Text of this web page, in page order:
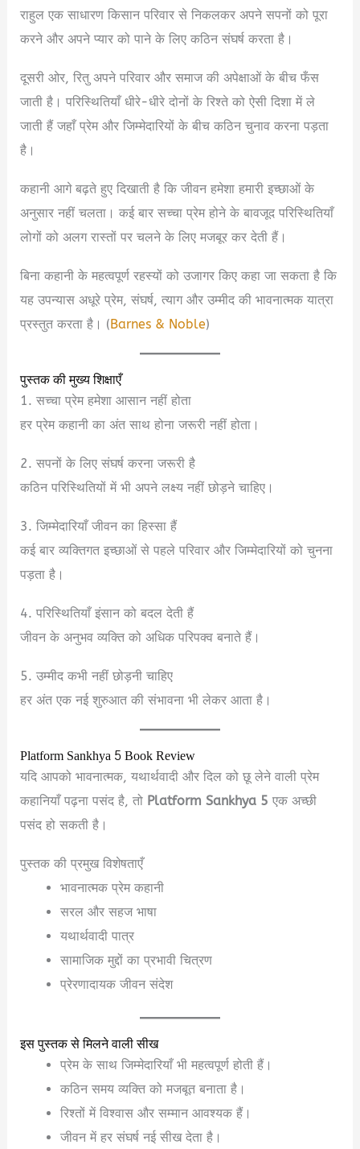
राहुल एक साधारण किसान परिवार से निकलकर अपने सपनों को पूरा
करने और अपने प्यार को पाने के लिए कठिन संघर्ष करता है।
दूसरी ओर, रितु अपने परिवार और समाज की अपेक्षाओं के बीच फँस
जाती है। परिस्थितियाँ धीरे-धीरे दोनों के रिश्ते को ऐसी दिशा में ले
जाती हैं जहाँ प्रेम और जिम्मेदारियों के बीच कठिन चुनाव करना पड़ता
है।
कहानी आगे बढ़ते हुए दिखाती है कि जीवन हमेशा हमारी इच्छाओं के
अनुसार नहीं चलता। कई बार सच्चा प्रेम होने के बावजूद परिस्थितियाँ
लोगों को अलग रास्तों पर चलने के लिए मजबूर कर देती हैं।
बिना कहानी के महत्वपूर्ण रहस्यों को उजागर किए कहा जा सकता है कि
यह उपन्यास अधूरे प्रेम, संघर्ष, त्याग और उम्मीद की भावनात्मक यात्रा
प्रस्तुत करता है। ( Barnes & Noble)
पुस्तक की मुख्य शिक्षाएँ
1. सच्चा प्रेम हमेशा आसान नहीं होता
हर प्रेम कहानी का अंत साथ होना जरूरी नहीं होता।
2. सपनों के लिए संघर्ष करना जरूरी है
कठिन परिस्थितियों में भी अपने लक्ष्य नहीं छोड़ने चाहिए।
3. जिम्मेदारियाँ जीवन का हिस्सा हैं
कई बार व्यक्तिगत इच्छाओं से पहले परिवार और जिम्मेदारियों को चुनना
पड़ता है।
4. परिस्थितियाँ इंसान को बदल देती हैं
जीवन के अनुभव व्यक्ति को अधिक परिपक्व बनाते हैं।
5. उम्मीद कभी नहीं छोड़नी चाहिए
हर अंत एक नई शुरुआत की संभावना भी लेकर आता है।
Platform Sankhya 5 Book Review
यदि आपको भावनात्मक, यथार्थवादी और दिल को छू लेने वाली प्रेम
कहानियाँ पढ़ना पसंद है, तो Platform Sankhya 5 एक अच्छी
पसंद हो सकती है।
पुस्तक की प्रमुख विशेषताएँ
भावनात्मक प्रेम कहानी
सरल और सहज भाषा
यथार्थवादी पात्र
सामाजिक मुद्दों का प्रभावी चित्रण
प्रेरणादायक जीवन संदेश
इस पुस्तक से मिलने वाली सीख
प्रेम के साथ जिम्मेदारियाँ भी महत्वपूर्ण होती हैं।
कठिन समय व्यक्ति को मजबूत बनाता है।
रिश्तों में विश्वास और सम्मान आवश्यक हैं।
जीवन में हर संघर्ष नई सीख देता है।